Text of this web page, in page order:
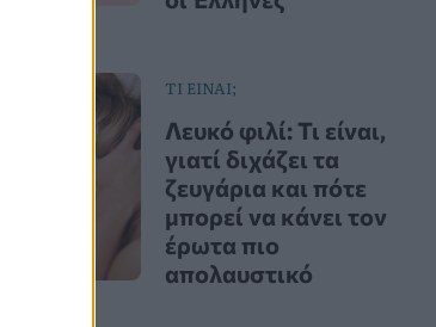
ΤΙ ΕΙΝΑΙ;
Λευκό φιλί: Τι είναι,
γιατί διχάζει τα
ζευγάρια και πότε
μπορεί να κάνει τον
έρωτα πιο
απολαυστικό